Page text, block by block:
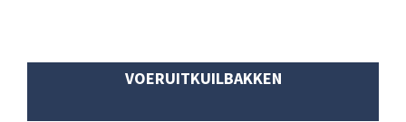
VOERUITKUILBAKKEN